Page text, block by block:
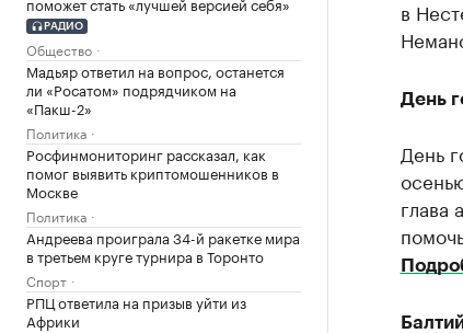
РАДИО
Общество
Мадьяр ответил на вопрос, останется
ли «Росатом» подрядчиком на
«Пакш-2»
Политика
Росфинмониторинг рассказал, как
помог выявить криптомошенников в
Москве
Политика
Андреева проиграла 34-й ракетке мира
в третьем круге турнира в Торонто
Спорт
РПЦ ответила на призыв уйти из
Африки
в
День
День
глава